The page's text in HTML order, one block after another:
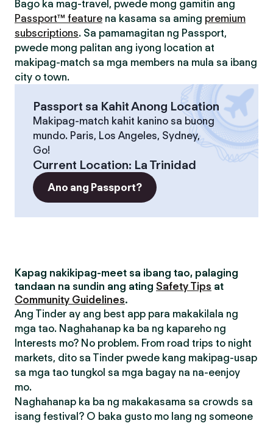
Bago ka mag-travel, pwede mong gamitin ang
Passport™ feature na kasama sa aming premium
subscriptions. Sa pamamagitan ng Passport,
pwede mong palitan ang iyong location at
makipag-match sa mga members na mula sa ibang
city o town.
Passport sa Kahit Anong Location
Makipag-match kahit kanino sa buong
mundo. Paris, Los Angeles, Sydney,
Go!
Current Location: La Trinidad
Ano ang Passport?
Kapag nakikipag-meet sa ibang tao, palaging
tandaan na sundin ang ating Safety Tips at
Community Guidelines.
Ang Tinder ay ang best app para makakilala ng
mga tao. Naghahanap ka ba ng kapareho ng
Interests mo? No problem. From road trips to night
markets, dito sa Tinder pwede kang makipag-usap
sa mga tao tungkol sa mga bagay na na-eenjoy
mo.
Naghahanap ka ba ng makakasama sa crowds sa
isang festival? O baka gusto mo lang ng someone